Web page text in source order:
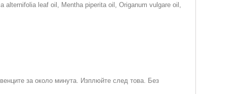
leaf oil, Mentha piperita oil, Origanum vulgare oil,
за около минута. Изплюйте след това. Без